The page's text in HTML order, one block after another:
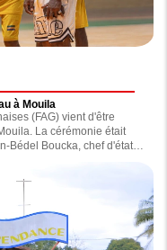
à Mouila
(FAG) vient d'être
La cérémonie était
Bédel Boucka, chef d'état-